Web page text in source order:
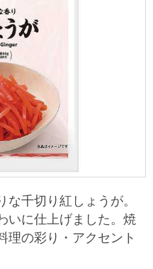
重点課題
物件募集・購入
千切り紅しょうが。
いに仕上げました。焼
理の彩り・アクセント